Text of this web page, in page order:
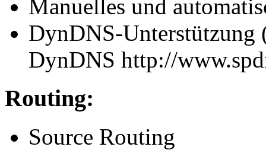
Manuelles und
DynDNS-Unterstützung
DynDNS http://
Routing:
Source Routing